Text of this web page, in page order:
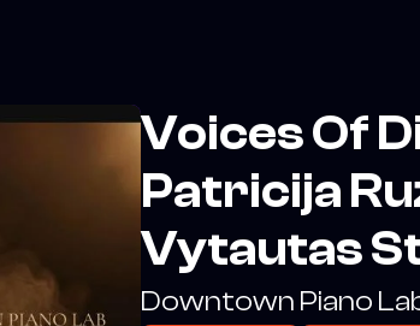
Voices Of
Patricija
Vytautas
Downtown Piano